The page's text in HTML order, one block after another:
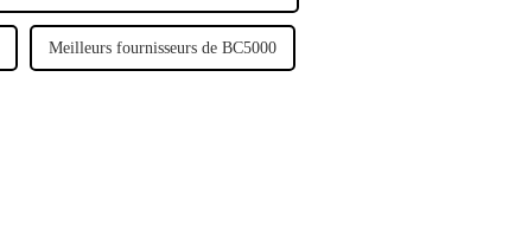
Meilleurs fournisseurs de BC5000